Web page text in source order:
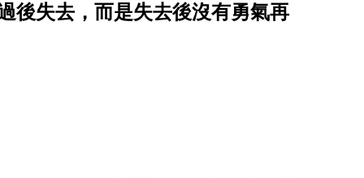
後失去，而是失去後沒有勇氣再